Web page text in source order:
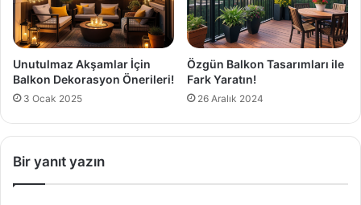
Unutulmaz Akşamlar İçin
Balkon Dekorasyon Önerileri!
3 Ocak 2025
Özgün Balkon Tasarımları ile
Fark Yaratın!
26 Aralık 2024
Bir yanıt yazın